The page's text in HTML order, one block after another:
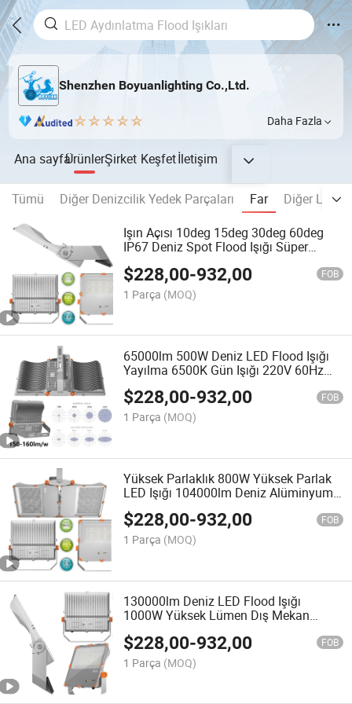
Shenzhen Boyuanlighting Co.,Ltd.
Daha Fazla
Ana sayfaÜrünlerŞirket Keşfetİletişim
Tümü Diğer Denizcilik Yedek Parçaları Far
Diğer LED
Işın Açısı 10deg 15deg 30deg 60deg
IP67 Deniz Spot Flood Işığı Süper
24V veya 220V 50Hz Birleşik Krallık
Norveç Kemer Işığı Spot Işığı Arama
Işığı
$228,00-932,00 FOB
1 Parça (MOQ)
65000lm 500W Deniz LED Flood Işığı
Yayılma 6500K Gün Işığı 220V 60Hz
Balıkçı Gemisi Işıkları Ön Işık Spot Işık
Arama Işığı Flood Işığı
$228,00-932,00 FOB
1 Parça (MOQ)
Yüksek Parlaklık 800W Yüksek Parlak
LED Işığı 104000lm Deniz Alüminyum
Flood Işıkları 130lm/W Kemer Işığı
Flood Işığı
$228,00-932,00 FOB
1 Parça (MOQ)
130000lm Deniz LED Flood Işığı
1000W Yüksek Lümen Dış Mekan
Işık Güverte Işığı
$228,00-932,00 FOB
1 Parça (MOQ)